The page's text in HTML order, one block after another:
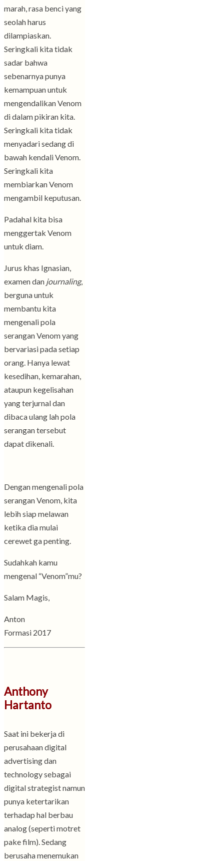
marah, rasa benci yang
seolah harus
dilampiaskan.
Seringkali kita tidak
sadar bahwa
sebenarnya punya
kemampuan untuk
mengendalikan Venom
di dalam pikiran kita.
Seringkali kita tidak
menyadari sedang di
bawah kendali Venom.
Seringkali kita
membiarkan Venom
mengambil keputusan.
Padahal kita bisa
menggertak Venom
untuk diam.
Jurus khas Ignasian,
examen dan journaling,
berguna untuk
membantu kita
mengenali pola
serangan Venom yang
bervariasi pada setiap
orang. Hanya lewat
kesedihan, kemarahan,
ataupun kegelisahan
yang terjurnal dan
dibaca ulang lah pola
serangan tersebut
dapat dikenali.
Dengan mengenali pola
serangan Venom, kita
lebih siap melawan
ketika dia mulai
cerewet ga penting.
Sudahkah kamu
mengenal “Venom”mu?
Salam Magis,
Anton
Formasi 2017
Anthony
Hartanto
Saat ini bekerja di
perusahaan digital
advertising dan
technology sebagai
digital strategist namun
punya ketertarikan
terhadap hal berbau
analog (seperti motret
pake film). Sedang
berusaha menemukan